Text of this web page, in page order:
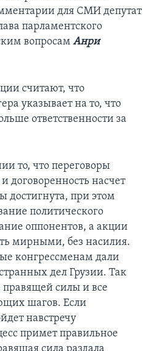
для СМИ депутат
парламентского
вопросам Анри
считают, что
указывает на то, что
ответственности за
то, что переговоры
договоренность насчет
достигнута, при этом
политического
оппонентов, а акции
мирными, без насилия.
конгрессменам дали
дел Грузии. Так
правящей силы и все
шагов. Если
навстречу
примет правильное